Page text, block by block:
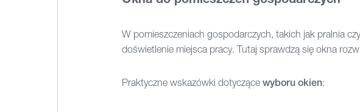
W pomieszczeniach gospodarczych, takich jak pralnia
doświetlenie miejsca pracy. Tutaj sprawdzą się okna
Praktyczne wskazówki dotyczące wyboru okien: